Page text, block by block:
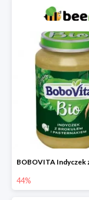
44%